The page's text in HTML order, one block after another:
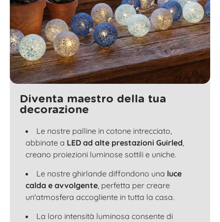
Diventa maestro della tua
decorazione
Le nostre palline in cotone intrecciato,
abbinate a LED ad alte prestazioni Guirled
creano proiezioni luminose sottili e uniche.
Le nostre ghirlande diffondono una luce
calda e avvolgente , perfetta per creare
un'atmosfera accogliente in tutta la casa.
La loro intensità luminosa consente di